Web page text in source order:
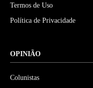
Termos de Uso
Política de Privacidade
OPINIÃO
Colunistas